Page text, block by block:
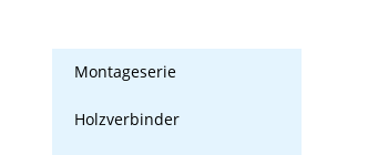
Montageserie
Holzverbinder